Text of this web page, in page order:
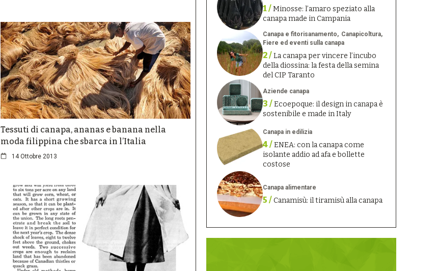
Tessuti di canapa, ananas e banana nella
moda filippina che sbarca in l’Italia
14 Ottobre 2013
1 /Minosse: l’amaro speziato alla
canapa made in Campania
Canapa e fitorisanamento
Canapicoltura
Fiere ed eventi sulla canapa
2 /La canapa per vincere l’incubo
della diossina: la festa della semina
del CIP Taranto
Aziende canapa
3 /Ecoepoque: il design in canapa è
sostenibile e made in Italy
Canapa in edilizia
4 /ENEA: con la canapa come
isolante addio ad afa e bollette
costose
Canapa alimentare
5 /Canamisù: il tiramisù alla canapa